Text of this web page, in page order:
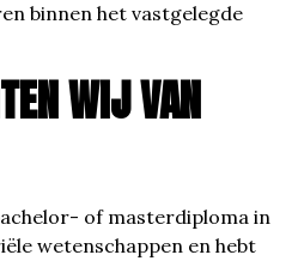
binnen het vastgelegde
WIJ VAN
of masterdiploma in
wetenschappen en hebt